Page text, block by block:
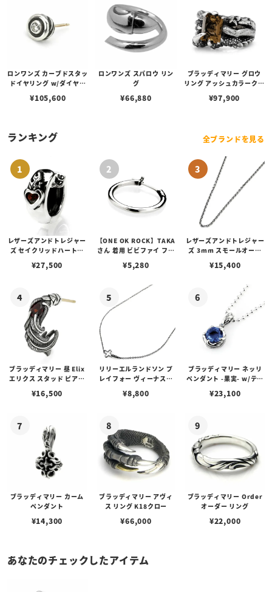
ロンワンズ カーブドスタッ
ドイヤリング w/ダイヤモ
¥105,600
ロンワンズ スパロウ リン
グ
¥66,880
ブラッディマリー グロウ
リング アッシュカラークォ
¥97,900
ランキング 全ブランドを見る
レザーズアンドトレジャー
ズ セイクリッドハートピ
¥27,500
【ONE OK ROCK】TAKA
さん 着用 ビビファイ フー
¥5,280
レザーズアンドトレジャー
ズ 3mm スモールオーバ
ブスタークラスプ＆LTロ
¥15,400
ブラッディマリー 昼 Elix
エリクス スタッド ピアス
¥16,500
リリーエルランドソン プ
レイフォー ヴィーナスチ
¥8,800
ブラッディマリー ネッリ
ペンダント -果実- w/ティ
¥23,100
ブラッディマリー カーム
ペンダント
¥14,300
ブラッディマリー アヴィ
ス リング K18クロー
¥66,000
ブラッディマリー Order
オーダー リング
¥22,000
あなたのチェックしたアイテム